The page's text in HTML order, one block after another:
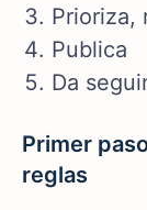
Prioriza,
Publica
Da
Primer
reglas